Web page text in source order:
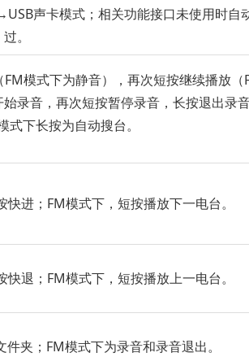
声卡模式；相关功能接口未使用时自
过。
模式下为静音），再次短按继续播放（
录音，再次短按暂停录音，长按退出录
式下长按为自动搜台。
进；FM模式下，短按播放下一电台。
退；FM模式下，短按播放上一电台。
夹；FM模式下为录音和录音退出。